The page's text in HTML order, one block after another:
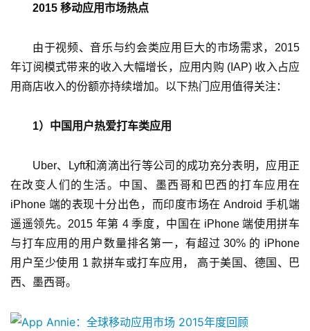
原
创
游
戏
业
2015 移动应用市场热点
由于视频、音乐与约会类应用巨大的市场需求，2015
年订阅模式带来的收入大幅增长，应用内购 (IAP) 收入占应
用商店收入的份额亦持续增加。以下热门应用值得关注：
1）中国用户热爱打车类应用
Uber、Lyft和滴滴出行等公司的成功充分表明，应用正
在改变人们的生活。中国、墨西哥和巴西的打车应用在
iPhone 端的表现十分出色，而印度市场在 Android 手机端
遥遥领先。2015 年第 4 季度，中国在 iPhone 端使用拼车
与打车应用的用户数量排名第一，有超过 30% 的 iPhone
用户至少使用 1 款拼车或打车应用， 高于美国、德国、巴
西、墨西哥。